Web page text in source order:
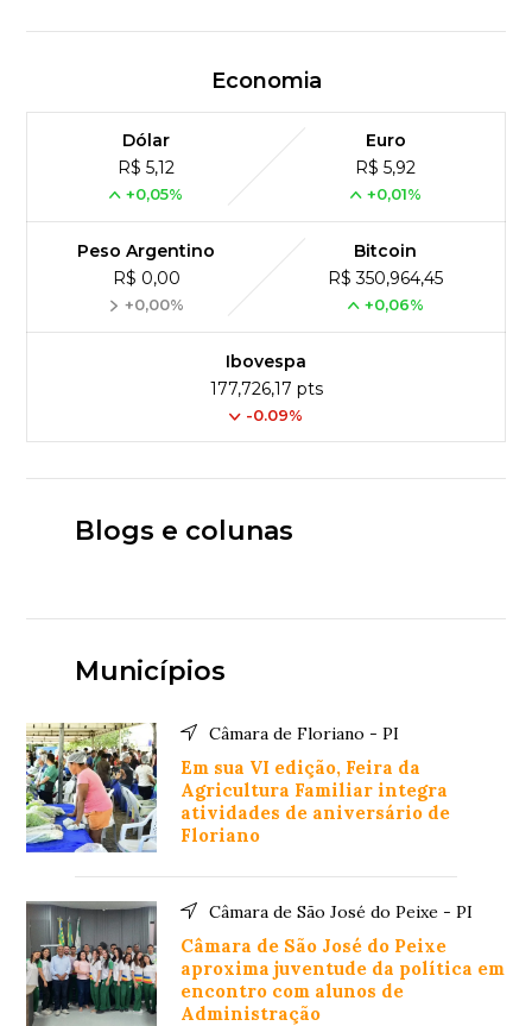
Economia
Dólar
R$ 5,12
+0,05%
Euro
R$ 5,92
+0,01%
Peso Argentino
R$ 0,00
+0,00%
Bitcoin
R$ 350,964,45
+0,06%
Ibovespa
177,726,17 pts
-0.09%
Blogs e colunas
Municípios
Câmara de Floriano - PI
Em sua VI edição, Feira da
Agricultura Familiar integra
atividades de aniversário de
Floriano
Câmara de São José do Peixe - PI
Câmara de São José do Peixe
aproxima juventude da política em
encontro com alunos de
Administração